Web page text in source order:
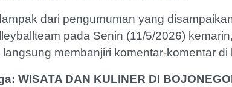
dari pengumuman yang
pada Senin (11/5/2026)
membanjiri komentar-komentar di
WISATA DAN KULINER DI